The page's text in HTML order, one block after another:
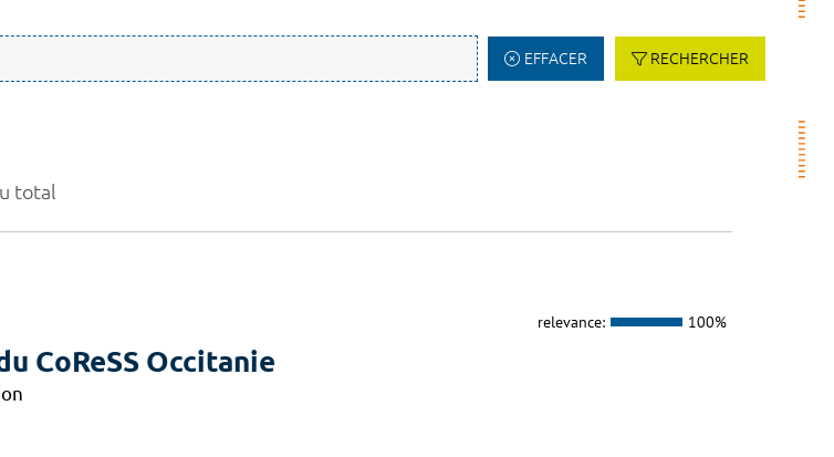
EFFACER RECHERCHER
total
relevance: 100%
CoReSS Occitanie